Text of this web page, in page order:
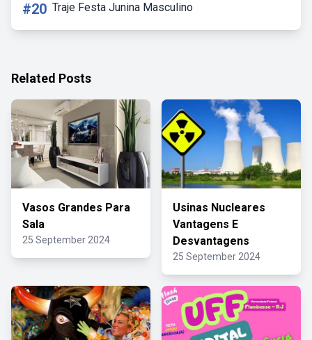
#20 Traje Festa Junina Masculino
Related Posts
Vasos Grandes Para
Sala
25 September 2024
Usinas Nucleares
Vantagens E
Desvantagens
25 September 2024